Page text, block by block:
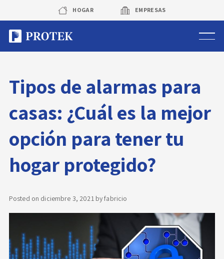
content
HOGAR EMPRESAS
Sistema de cámaras
Rastreo vehicular GPS
Protek Personas
Corredora de seguros
Sobre Protek
Trabaja con nosotros
Novedades
Tipos de alarmas para
casas: ¿Cuál es la mejor
opción para tener tu
hogar protegido?
Posted on diciembre 3, 2021byfabricio